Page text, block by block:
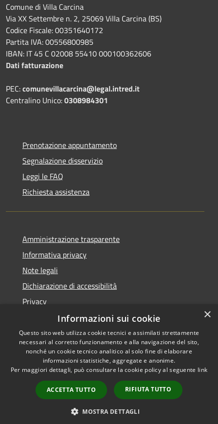
Comune di Villa Carcina
Via XX Settembre n. 2, 25069 Villa Carcina (BS)
Codice Fiscale: 00351640172
Partita IVA: 00556800985
IBAN: IT 45 C 02008 55410 000100362606
Dati fatturazione
PEC:comunevillacarcina@legal.intred.it
Centralino Unico:0308984301
Prenotazione appuntamento
Segnalazione disservizio
Leggi le FAQ
Richiesta assistenza
Amministrazione trasparente
Informativa privacy
Note legali
Dichiarazione di accessibilità
Privacy
Accessibilità
Privacy
Mappa del sito
Copyright © 2026 • Comune di
Villa Carcina • Powered by
Municipium•Accesso
redazione
×
Informazioni sui cookie
Questo sito web utilizza cookie tecnici e assimilati strettamente
necessari al corretto funzionamento e alla navigazione del sito,
nonché un cookie tecnico analitico al solo fine di elaborare
informazioni statistiche, aggregate e anonime.
Per maggiori dettagli, può consultare la cookie policy al seguente link
ACCETTA TUTTO RIFIUTA TUTTO
MOSTRA DETTAGLI